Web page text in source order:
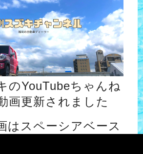
のYouTubeちゃんね
画更新されました
はスペーシアベース